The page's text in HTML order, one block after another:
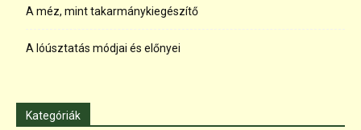
A méz, mint takarmánykiegészítő
A lóúsztatás módjai és előnyei
Kategóriák